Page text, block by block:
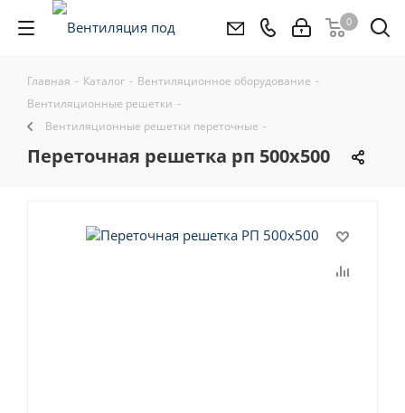
0
Главная - Каталог - Вентиляционное оборудование -
Вентиляционные решетки -
Вентиляционные решетки переточные -
переточная решетка рп 500x500